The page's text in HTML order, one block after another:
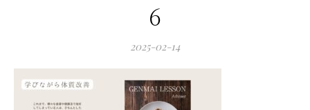
6
2025-02-14